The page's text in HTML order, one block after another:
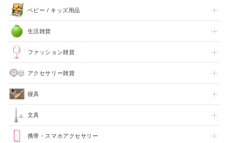
ベビー / キッズ用品
生活雑貨
ファッション雑貨
アクセサリー雑貨
寝具
文具
携帯・スマホアクセサリー